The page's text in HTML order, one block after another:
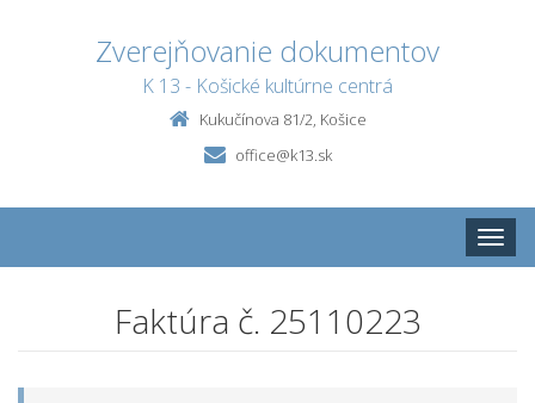
Zverejňovanie dokumentov
K 13 - Košické kultúrne centrá
Kukučínova 81/2, Košice
office@k13.sk
Toggle
Faktúra č. 25110223